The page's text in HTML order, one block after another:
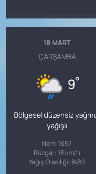
18 MART
ÇARŞAMBA
9°
Bölgesel düzensiz
yağışlı
Nem: %57
Rüzgar: 13 km/h
Yağış Olasılığı: %89